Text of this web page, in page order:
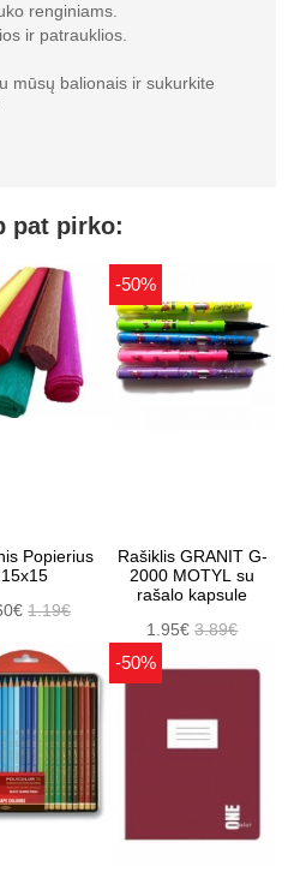
renginiams.
ir patrauklios.
mūsų balionais ir sukurkite
pat pirko:
Popierius
15x15
1.19€
-50%
Rašiklis GRANIT G-
2000 MOTYL su
rašalo kapsule
1.95€3.89€
-50%